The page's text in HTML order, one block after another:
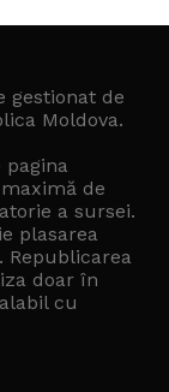
gestionat de
Moldova.
de
a sursei.
plasarea
doar în
cu